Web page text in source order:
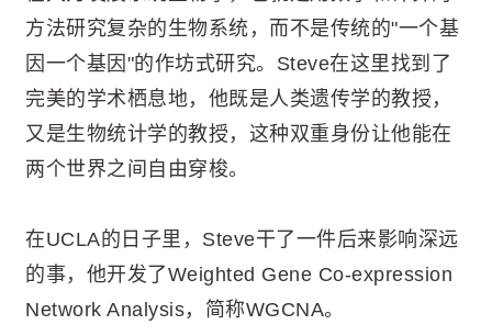
方法研究复杂的生物系统，而不是传统的"一个基
因一个基因"的作坊式研究。Steve在这里找到了
完美的学术栖息地，他既是人类遗传学的教授，
又是生物统计学的教授，这种双重身份让他能在
两个世界之间自由穿梭。
在UCLA的日子里，Steve干了一件后来影响深远
的事，他开发了Weighted Gene Co-expression
Network Analysis，简称WGCNA。